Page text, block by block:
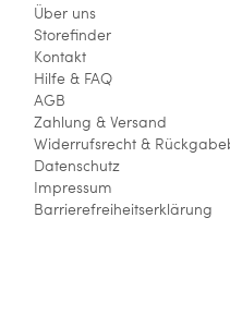
Über uns
Storefinder
Kontakt
Hilfe & FAQ
AGB
Zahlung & Versand
Widerrufsrecht &
Datenschutz
Impressum
Barrierefreiheitserklärung